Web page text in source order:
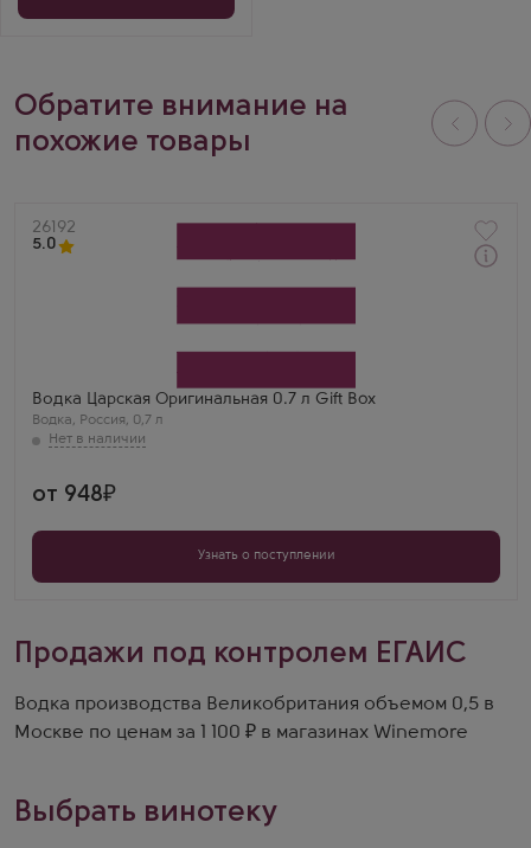
Обратите внимание на
похожие товары
Артикул
26192
5.0
Водка Царская Оригинальная 0.7 л Gift Box
Водка, Россия, 0,7 л
Регион
Санкт-Петербург
Мирон Власов
Водка этой марки - просто сказка! Она имеет
меня возвращаться к ней снова и снова.
от 948
Узнать о поступлении
Продажи под контролем ЕГАИС
Водка производства Великобритания объемом 0,5 в
Москве по ценам за 1 100 ₽ в магазинах Winemore
Выбрать винотеку